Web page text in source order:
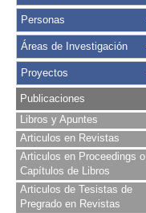
Personas
Áreas de Investigación
Proyectos
Publicaciones
Libros y Apuntes
Articulos en Revistas
Articulos en Proceedings o
Capítulos de Libros
Articulos de Tesistas de
Pregrado en Revistas